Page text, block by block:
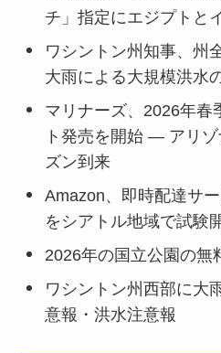
チ」指定にエジプトと
ワシントン州知事、州
大雨による大規模洪水
マリナーズ、2026年春
ト発売を開始 — アリ
ズン到来
Amazon、即時配達サ
をシアトル地域で試験
2026年の国立公園の無
ワシントン州西部に
意報・洪水注意報